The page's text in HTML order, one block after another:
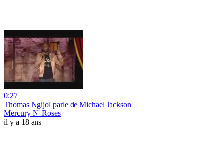
0:27
Thomas Ngijol parle de Michael Jackson
Mercury N' Roses
il y a 18 ans